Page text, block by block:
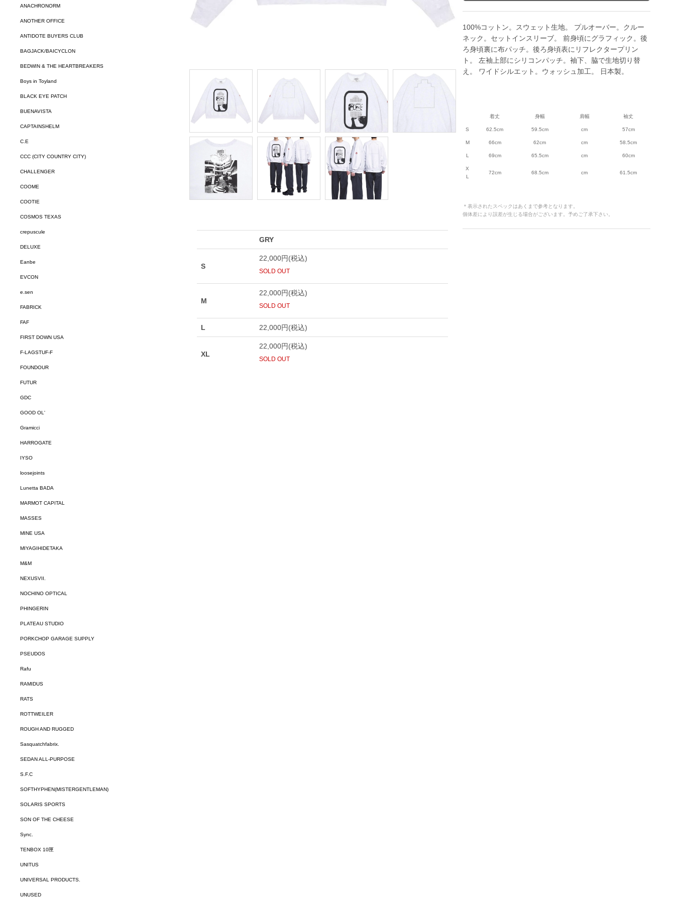
100%コットン。スウェット生地。 プルオーバー。クルー
ネック。セットインスリーブ。 前身頃にグラフィック。後
ろ身頃裏に布パッチ。後ろ身頃表にリフレクタープリン
ト。 左袖上部にシリコンパッチ。袖下、脇で生地切り替
え。 ワイドシルエット。ウォッシュ加工。 日本製。
着丈 身幅 肩幅 袖丈
S 62.5cm 59.5cm cm 57cm
M 66cm 62cm cm 58.5cm
L 69cm 65.5cm cm 60cm
X
L
72cm 68.5cm cm 61.5cm
＊表示されたスペックはあくまで参考となります。
個体差により誤差が生じる場合がございます。予めご了承下さい。
ANACHRONORM
ANOTHER OFFICE
ANTIDOTE BUYERS CLUB
BAGJACK/BAICYCLON
BEDWIN & THE HEARTBREAKERS
Boys in Toyland
BLACK EYE PATCH
BUENAVISTA
CAPTAINSHELM
C.E
CCC (CITY COUNTRY CITY)
CHALLENGER
COOME
COOTIE
COSMOS TEXAS
crepuscule
DELUXE
Eanbe
EVCON
e.sen
FABRICK
FAF
FIRST DOWN USA
F-LAGSTUF-F
FOUNDOUR
FUTUR
GDC
GOOD OL'
Gramicci
HARROGATE
IYSO
loosejoints
Lunetta BADA
MARMOT CAPITAL
MASSES
MINE USA
MIYAGIHIDETAKA
M&M
NEXUSVII.
NOCHINO OPTICAL
PHINGERIN
PLATEAU STUDIO
PORKCHOP GARAGE SUPPLY
PSEUDOS
Rafu
RAMIDUS
RATS
ROTTWEILER
ROUGH AND RUGGED
Sasquatchfabrix.
SEDAN ALL-PURPOSE
S.F.C
SOFTHYPHEN(MISTERGENTLEMAN)
SOLARIS SPORTS
SON OF THE CHEESE
Sync.
TENBOX 10匣
UNITUS
UNIVERSAL PRODUCTS.
UNUSED